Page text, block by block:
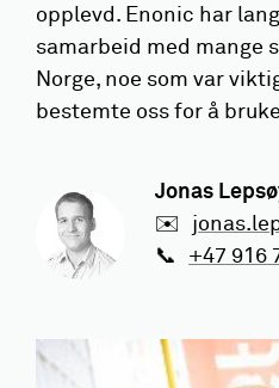
opplevd. Enonic har
samarbeid med mange
Norge, noe som var
bestemte oss for å
Jonas
✉️
📞
+47 916